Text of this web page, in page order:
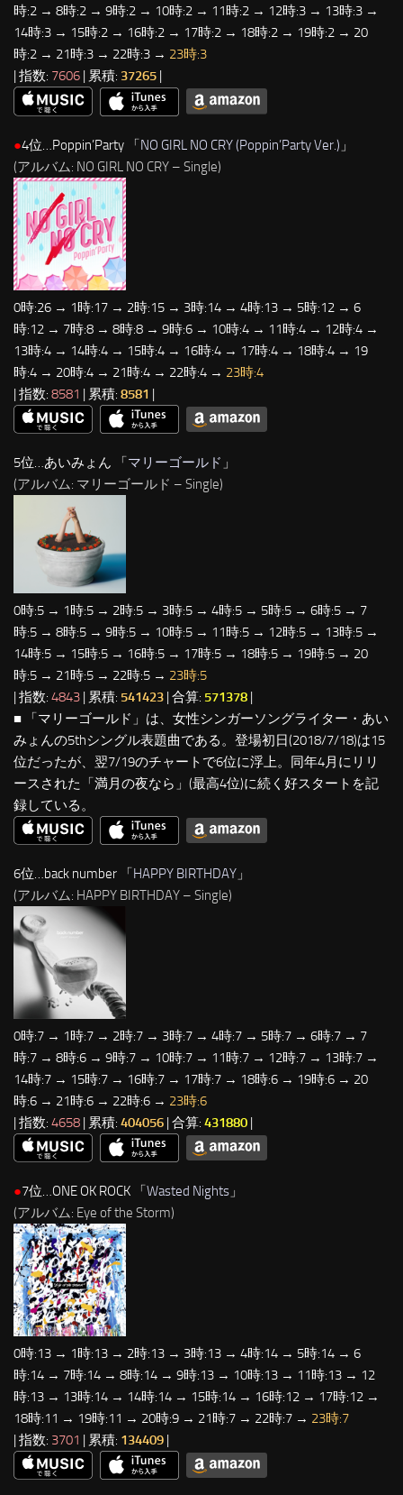
時:2 → 8時:2 → 9時:2 → 10時:2 → 11時:2 → 12時:3 → 13時:3 →
14時:3 → 15時:2 → 16時:2 → 17時:2 → 18時:2 → 19時:2 → 20
時:2 → 21時:3 → 22時:3 → 23時:3
| 指数: 7606 | 累積: 37265
●4位…Poppin’Party 「NO GIRL NO CRY (Poppin’Party Ver.) 」
(アルバム: NO GIRL NO CRY – Single)
0時:26 → 1時:17 → 2時:15 → 3時:14 → 4時:13 → 5時:12 → 6
時:12 → 7時:8 → 8時:8 → 9時:6 → 10時:4 → 11時:4 → 12時:4 →
13時:4 → 14時:4 → 15時:4 → 16時:4 → 17時:4 → 18時:4 → 19
時:4 → 20時:4 → 21時:4 → 22時:4 → 23時:4
| 指数: 8581 | 累積: 8581 |
5位…あいみょん 「マリーゴールド 」
(アルバム: マリーゴールド – Single)
0時:5 → 1時:5 → 2時:5 → 3時:5 → 4時:5 → 5時:5 → 6時:5 → 7
時:5 → 8時:5 → 9時:5 → 10時:5 → 11時:5 → 12時:5 → 13時:5 →
14時:5 → 15時:5 → 16時:5 → 17時:5 → 18時:5 → 19時:5 → 20
時:5 → 21時:5 → 22時:5 → 23時:5
| 指数: 4843 | 累積: 541423 | 合算: 571378 |
■ 「マリーゴールド」は、女性シンガーソングライター・あい
みょんの5thシングル表題曲である。登場初日(2018/7/18)は15
位だったが、翌7/19のチャートで6位に浮上。同年4月にリリ
ースされた「満月の夜なら」(最高4位)に続く好スタートを記
録している。
6位…back number 「HAPPY BIRTHDAY 」
(アルバム: HAPPY BIRTHDAY – Single)
0時:7 → 1時:7 → 2時:7 → 3時:7 → 4時:7 → 5時:7 → 6時:7 → 7
時:7 → 8時:6 → 9時:7 → 10時:7 → 11時:7 → 12時:7 → 13時:7 →
14時:7 → 15時:7 → 16時:7 → 17時:7 → 18時:6 → 19時:6 → 20
時:6 → 21時:6 → 22時:6 → 23時:6
| 指数: 4658 | 累積: 404056 | 合算: 431880 |
●7位…ONE OK ROCK 「Wasted Nights 」
(アルバム: Eye of the Storm)
0時:13 → 1時:13 → 2時:13 → 3時:13 → 4時:14 → 5時:14 → 6
時:14 → 7時:14 → 8時:14 → 9時:13 → 10時:13 → 11時:13 → 12
時:13 → 13時:14 → 14時:14 → 15時:14 → 16時:12 → 17時:12 →
18時:11 → 19時:11 → 20時:9 → 21時:7 → 22時:7 → 23時:7
| 指数: 3701 | 累積: 134409 |